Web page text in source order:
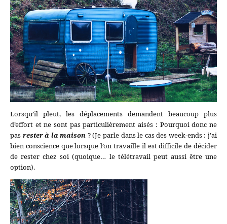
Lorsqu’il pleut, les déplacements demandent beaucoup plus
d’effort et ne sont pas particulièrement aisés : Pourquoi donc ne
pas rester à la maison ? (Je parle dans le cas des week-ends : j’ai
bien conscience que lorsque l’on travaille il est difficile de décider
de rester chez soi (quoique… le télétravail peut aussi être une
option).